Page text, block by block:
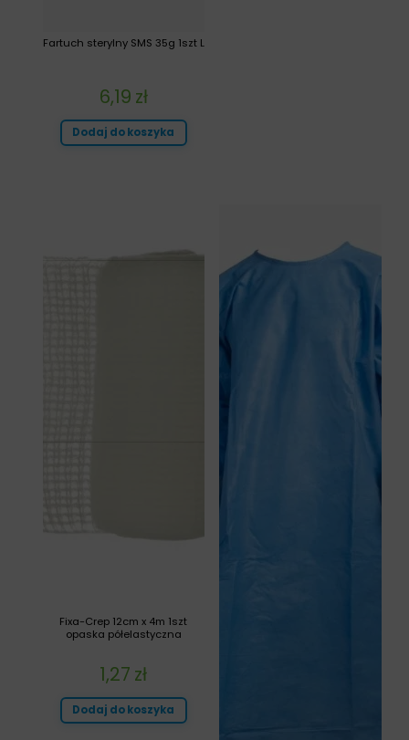
Fartuch sterylny SMS 35g 1szt L
6,19 zł
Dodaj do koszyka
Fixa-Crep 12cm x 4m 1szt
opaska półelastyczna
1,27 zł
Dodaj do koszyka